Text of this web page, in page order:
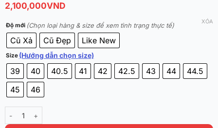
2,100,000VND
Độ mới (Chọn loại hàng & size để xem tình trạng thực tế)
Cũ Xả Cũ Đẹp Like New
Size (Hướng dẫn chọn size)
39 40 40.5 41 42 42.5 43 44
44.5
45
46
XÓA
Nike Air Zoom GT Cut 3 EP 'Barely Volt Black' DV2918-700 - Đã